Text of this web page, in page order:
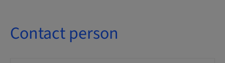
Contact person